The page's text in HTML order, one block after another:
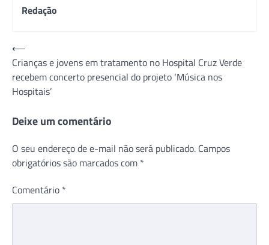
Redação
Navegação
de
Post
⟵
Crianças e jovens em tratamento no Hospital Cruz Verde
recebem concerto presencial do projeto ‘Música nos
Hospitais’
Deixe um comentário
O seu endereço de e-mail não será publicado. Campos
obrigatórios são marcados com *
Comentário *